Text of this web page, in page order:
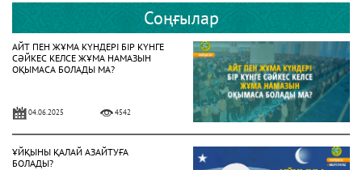
Соңғылар
АЙТ ПЕН ЖҰМА КҮНДЕРІ БІР КҮНГЕ
СӘЙКЕС КЕЛСЕ ЖҰМА НАМАЗЫН
ОҚЫМАСА БОЛАДЫ МА?
04.06.2025 4542
ҰЙҚЫНЫ ҚАЛАЙ АЗАЙТУҒА
БОЛАДЫ?